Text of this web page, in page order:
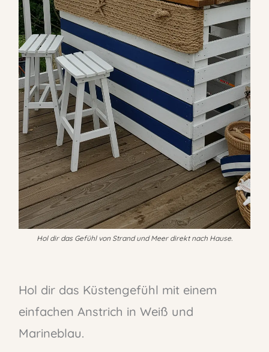
Hol dir das Gefühl von Strand und Meer direkt nach Hause.
Hol dir das Küstengefühl mit einem
einfachen Anstrich in Weiß und
Marineblau.